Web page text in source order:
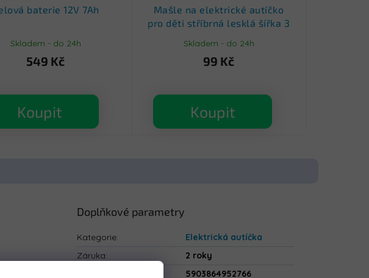
baterie 12V 7Ah
Skladem - do 24h
549 Kč
Koupit
Mašle na elektrické autíčko
pro děti stříbrná lesklá šířka 3
Skladem - do 24h
99 Kč
Koupit
Doplňkové parametry
Kategorie:
Elektrická autíčka
Záruka:
2 roky
5903864952766